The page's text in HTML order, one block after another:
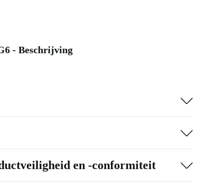
- Beschrijving
en -conformiteit